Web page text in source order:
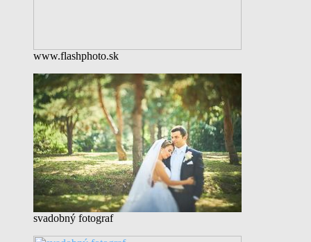
www.flashphoto.sk
svadobný fotograf